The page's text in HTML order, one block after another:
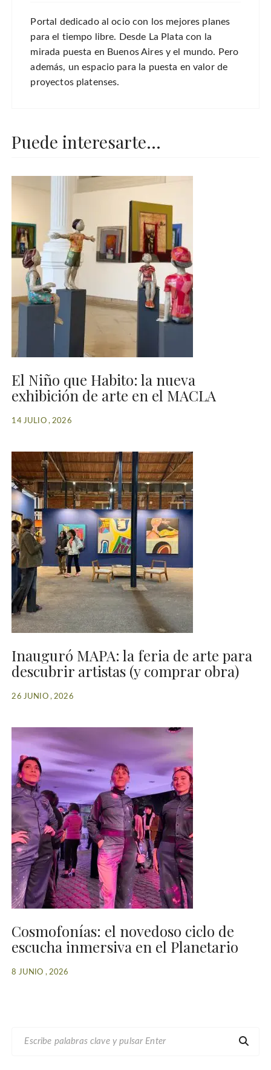
Portal dedicado al ocio con los mejores planes
para el tiempo libre. Desde La Plata con la
mirada puesta en Buenos Aires y el mundo. Pero
además, un espacio para la puesta en valor de
proyectos platenses.
Puede interesarte...
El Niño que Habito: la nueva
exhibición de arte en el MACLA
14 JULIO , 2026
Inauguró MAPA: la feria de arte para
descubrir artistas (y comprar obra)
26 JUNIO , 2026
Cosmofonías: el novedoso ciclo de
escucha inmersiva en el Planetario
8 JUNIO , 2026